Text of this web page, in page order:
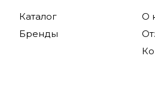
Каталог
Бренды
О